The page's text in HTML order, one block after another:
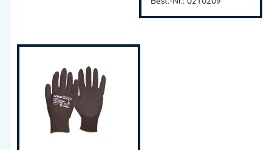
Waldegg 4
5225 Jeging – AUSTRIA
Mehr Information E-Mail: info@bannenberg.at